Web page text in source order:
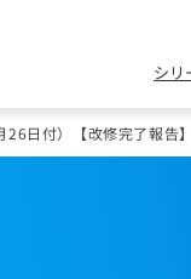
シリ
26日付）【改修完了報